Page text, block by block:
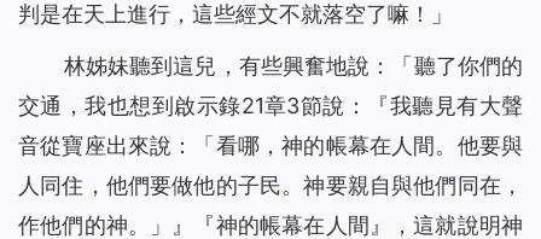
判是在天上進行，這些經文不就落空了嘛！」
林姊妹聽到這兒，有些興奮地說：「聽了你們的
交通，我也想到啟示錄21章3節說：『我聽見有大聲
音從寶座出來說：「看哪，神的帳幕在人間。他要與
人同住，他們要做他的子民。神要親自與他們同在，
作他們的神。」
』『神的帳幕在人間』，這就說明神